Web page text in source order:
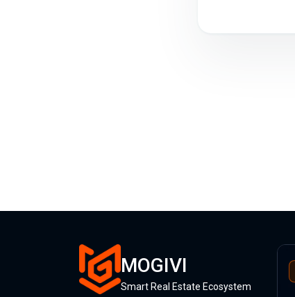
MOGIVI
Smart Real Estate Ecosystem